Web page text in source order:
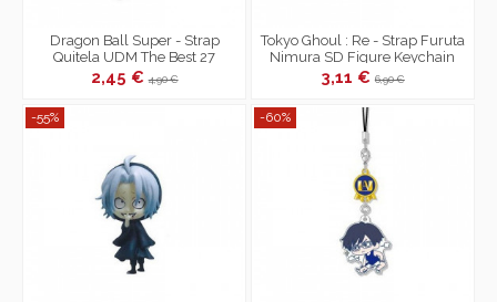
Dragon Ball Super - Strap
Quitela UDM The Best 27
2,45 €4,90 €
Tokyo Ghoul : Re - Strap Furuta
Nimura SD Figure Keychain
3,11 €6,90 €
-55% -60%